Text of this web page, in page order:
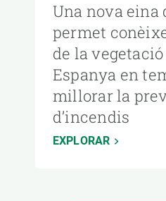
Una nova eina
permet
de la
Espanya en
millorar la
d’incendis
EXPLORAR